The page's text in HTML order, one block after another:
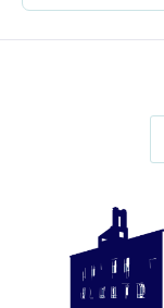
E-
Het
gratis
Het
kaart